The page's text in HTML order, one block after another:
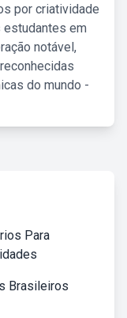
por criatividade
estudantes em
notável,
do mundo -
Para
Brasileiros